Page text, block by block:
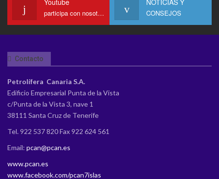
participa con nosotros en Youtube CONSEJOS
Contacto
Petrolífera Canaria S.A.
Edificio Empresarial Punta de la Vista
c/Punta de la Vista 3, nave 1
38111 Santa Cruz de Tenerife
Tel. 922 537 820 Fax 922 624 561
Email: pcan@pcan.es
www.pcan.es
www.facebook.com/pcan7islas